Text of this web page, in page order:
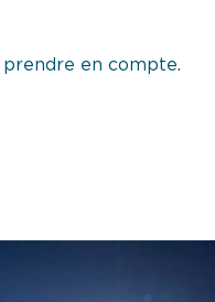
en compte.